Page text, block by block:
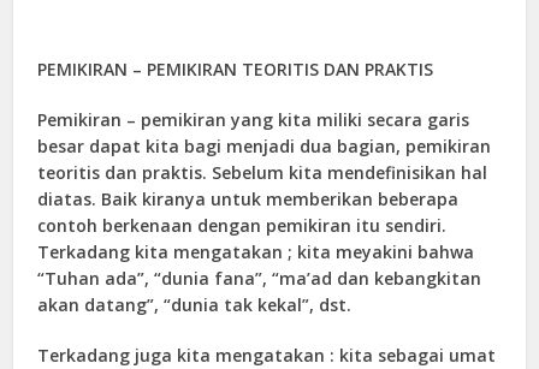
PEMIKIRAN – PEMIKIRAN TEORITIS DAN PRAKTIS
Pemikiran – pemikiran yang kita miliki secara garis
besar dapat kita bagi menjadi dua bagian, pemikiran
teoritis dan praktis. Sebelum kita mendefinisikan hal
diatas. Baik kiranya untuk memberikan beberapa
contoh berkenaan dengan pemikiran itu sendiri.
Terkadang kita mengatakan ; kita meyakini bahwa
“Tuhan ada”, “dunia fana”, “ma’ad dan kebangkitan
akan datang”, “dunia tak kekal”, dst.
Terkadang juga kita mengatakan : kita sebagai umat